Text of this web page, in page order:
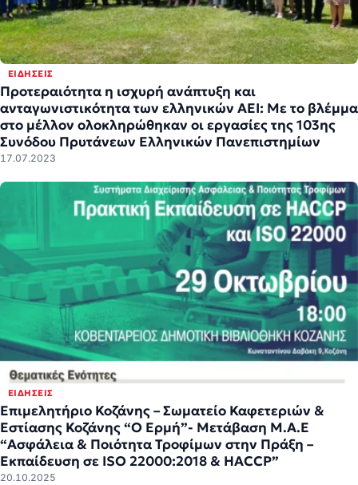
ΕΙΔΉΣΕΙΣ
Προτεραιότητα η ισχυρή ανάπτυξη και
ανταγωνιστικότητα των ελληνικών ΑΕΙ: Με το βλέμμα
στο μέλλον ολοκληρώθηκαν οι εργασίες της 103ης
Συνόδου Πρυτάνεων Ελληνικών Πανεπιστημίων
17.07.2023
ΕΙΔΉΣΕΙΣ
Επιμελητήριο Κοζάνης – Σωματείο Καφετεριών &
Εστίασης Κοζάνης “Ο Ερμή”- Μετάβαση Μ.Α.Ε
“Ασφάλεια & Ποιότητα Τροφίμων στην Πράξη –
Εκπαίδευση σε ISO 22000:2018 & HACCP”
20.10.2025